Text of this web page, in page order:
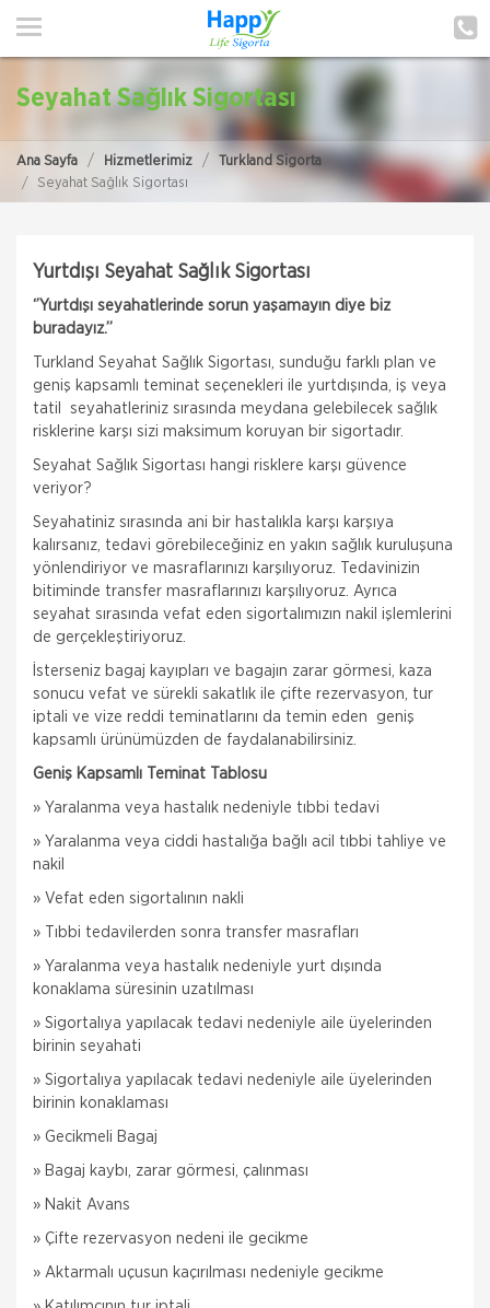
ANA SAYFA
POLIÇE HATIRLAT
MÜŞTERI GIRIŞI
Seyahat Sağlık Sigortası
Ana Sayfa Hizmetlerimiz
Turkland Sigorta
Seyahat Sağlık Sigortası
Yurtdışı Seyahat Sağlık Sigortası
‘’Yurtdışı seyahatlerinde sorun yaşamayın diye biz
buradayız.’’
Turkland Seyahat Sağlık Sigortası, sunduğu farklı plan ve
geniş kapsamlı teminat seçenekleri ile yurtdışında, iş veya
tatil seyahatleriniz sırasında meydana gelebilecek sağlık
risklerine karşı sizi maksimum koruyan bir sigortadır.
Seyahat Sağlık Sigortası hangi risklere karşı güvence
veriyor?
Seyahatiniz sırasında ani bir hastalıkla karşı karşıya
kalırsanız, tedavi görebileceğiniz en yakın sağlık kuruluşuna
yönlendiriyor ve masraflarınızı karşılıyoruz. Tedavinizin
bitiminde transfer masraflarınızı karşılıyoruz. Ayrıca
seyahat sırasında vefat eden sigortalımızın nakil işlemlerini
de gerçekleştiriyoruz.
İsterseniz bagaj kayıpları ve bagajın zarar görmesi, kaza
sonucu vefat ve sürekli sakatlık ile çifte rezervasyon, tur
iptali ve vize reddi teminatlarını da temin eden geniş
kapsamlı ürünümüzden de faydalanabilirsiniz.
Geniş Kapsamlı Teminat Tablosu
» Yaralanma veya hastalık nedeniyle tıbbi tedavi
» Yaralanma veya ciddi hastalığa bağlı acil tıbbi tahliye ve
nakil
» Vefat eden sigortalının nakli
» Tıbbi tedavilerden sonra transfer masrafları
» Yaralanma veya hastalık nedeniyle yurt dışında
konaklama süresinin uzatılması
» Sigortalıya yapılacak tedavi nedeniyle aile üyelerinden
birinin seyahati
» Sigortalıya yapılacak tedavi nedeniyle aile üyelerinden
birinin konaklaması
» Gecikmeli Bagaj
» Bagaj kaybı, zarar görmesi, çalınması
» Nakit Avans
» Çifte rezervasyon nedeni ile gecikme
» Aktarmalı uçusun kaçırılması nedeniyle gecikme